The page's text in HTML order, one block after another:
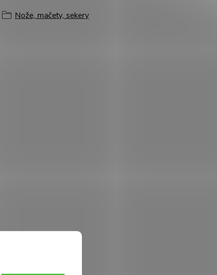
Nože, mačety, sekery